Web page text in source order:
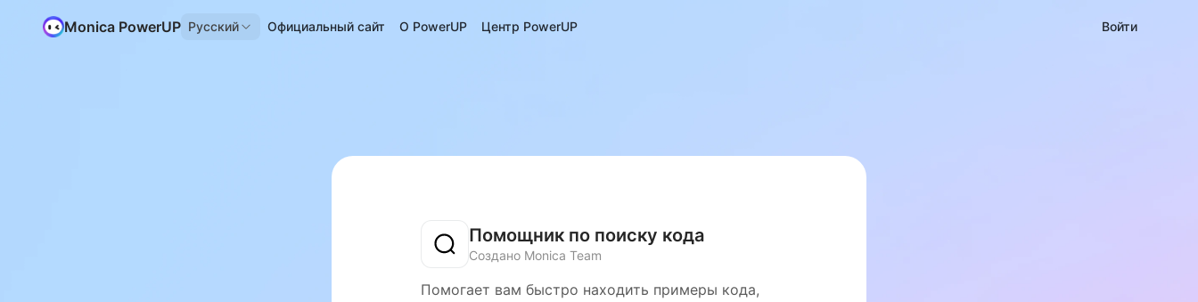
Monica PowerUP Русский Официальный сайт О PowerUP Центр PowerUP Войти
Помощник по поиску кода
Создано Monica Team
Помогает вам быстро находить примеры кода,